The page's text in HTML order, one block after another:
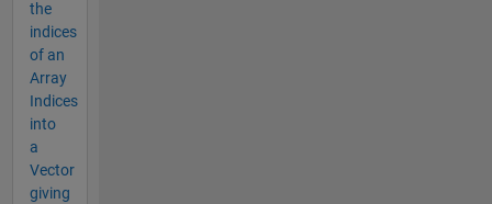
the
indices
of an
Array
Indices
into
a
Vector
giving